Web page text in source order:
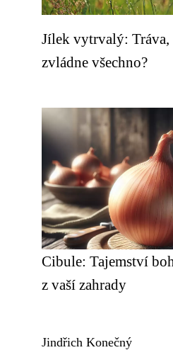
Jílek vytrvalý: Tráva,
zvládne všechno?
Cibule: Tajemství
z vaší zahrady
Jindřich Konečný